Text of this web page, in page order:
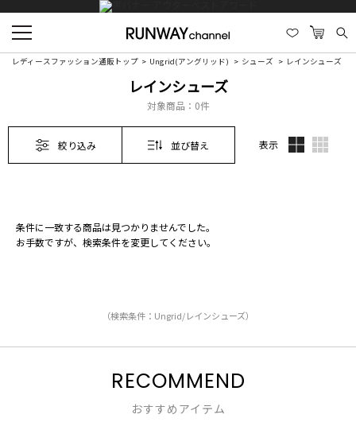
レディースファッション通販トップ Ungrid(アングリッド) シューズ レインシューズ
レインシューズ
対象商品： 0件
絞り込み 並び替え 表示
条件に一致する商品は見つかりませんでした。
お手数ですが、検索条件を変更してください。
（検索条件：Ungrid/レインシューズ）
RECOMMEND
おすすめアイテム